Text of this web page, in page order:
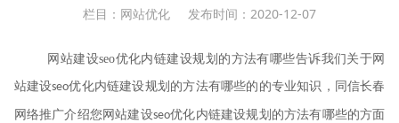
栏目：网站优化 发布时间：2020-12-07
网站建设seo优化内链建设规划的方法有哪些告诉我们关于网
站建设seo优化内链建设规划的方法有哪些的的专业知识，同信长春
网络推广介绍您网站建设seo优化内链建设规划的方法有哪些的方面